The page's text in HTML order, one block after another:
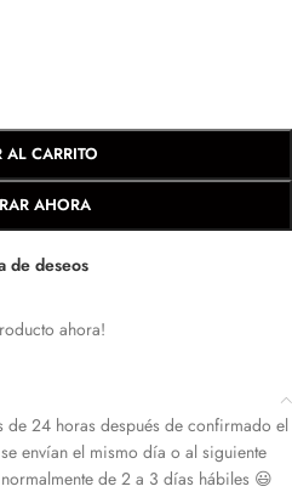
AL CARRITO
AHORA
de deseos
ahora!
de 24 horas después de confirmado el
envían el mismo día o al siguiente
de 2 a 3 días hábiles 😃